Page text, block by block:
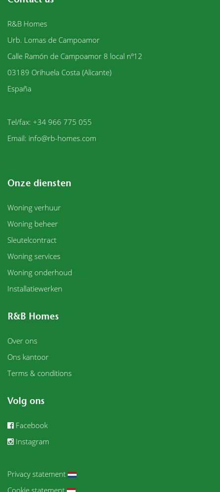
R&B Homes
Urb. Lomas de Campoamor
Calle Ramón de Campoamor 8 local nº12
03189 Orihuela Costa (Alicante)
España
Tel/fax: +34 966 775 055
Email: info@rb-homes.com
Onze diensten
Woning verhuur
Woning beheer
Sleutelcontract
Woning services
Woning onderhoud
Installatiewerken
R&B Homes
Over ons
Ons kantoor
Terms & conditions
Volg ons
Facebook
Instagram
Privacy statement
Cookie statement